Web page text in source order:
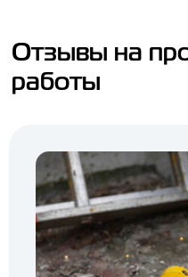
Отзывы на
работы